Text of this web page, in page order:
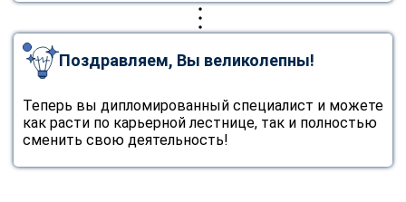
Поздравляем, Вы великолепны!
Теперь вы дипломированный специалист и можете
как расти по карьерной лестнице, так и полностью
сменить свою деятельность!